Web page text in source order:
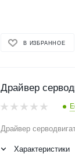
В ИЗБРАННОЕ
Драйвер
Драйвер
Характеристики